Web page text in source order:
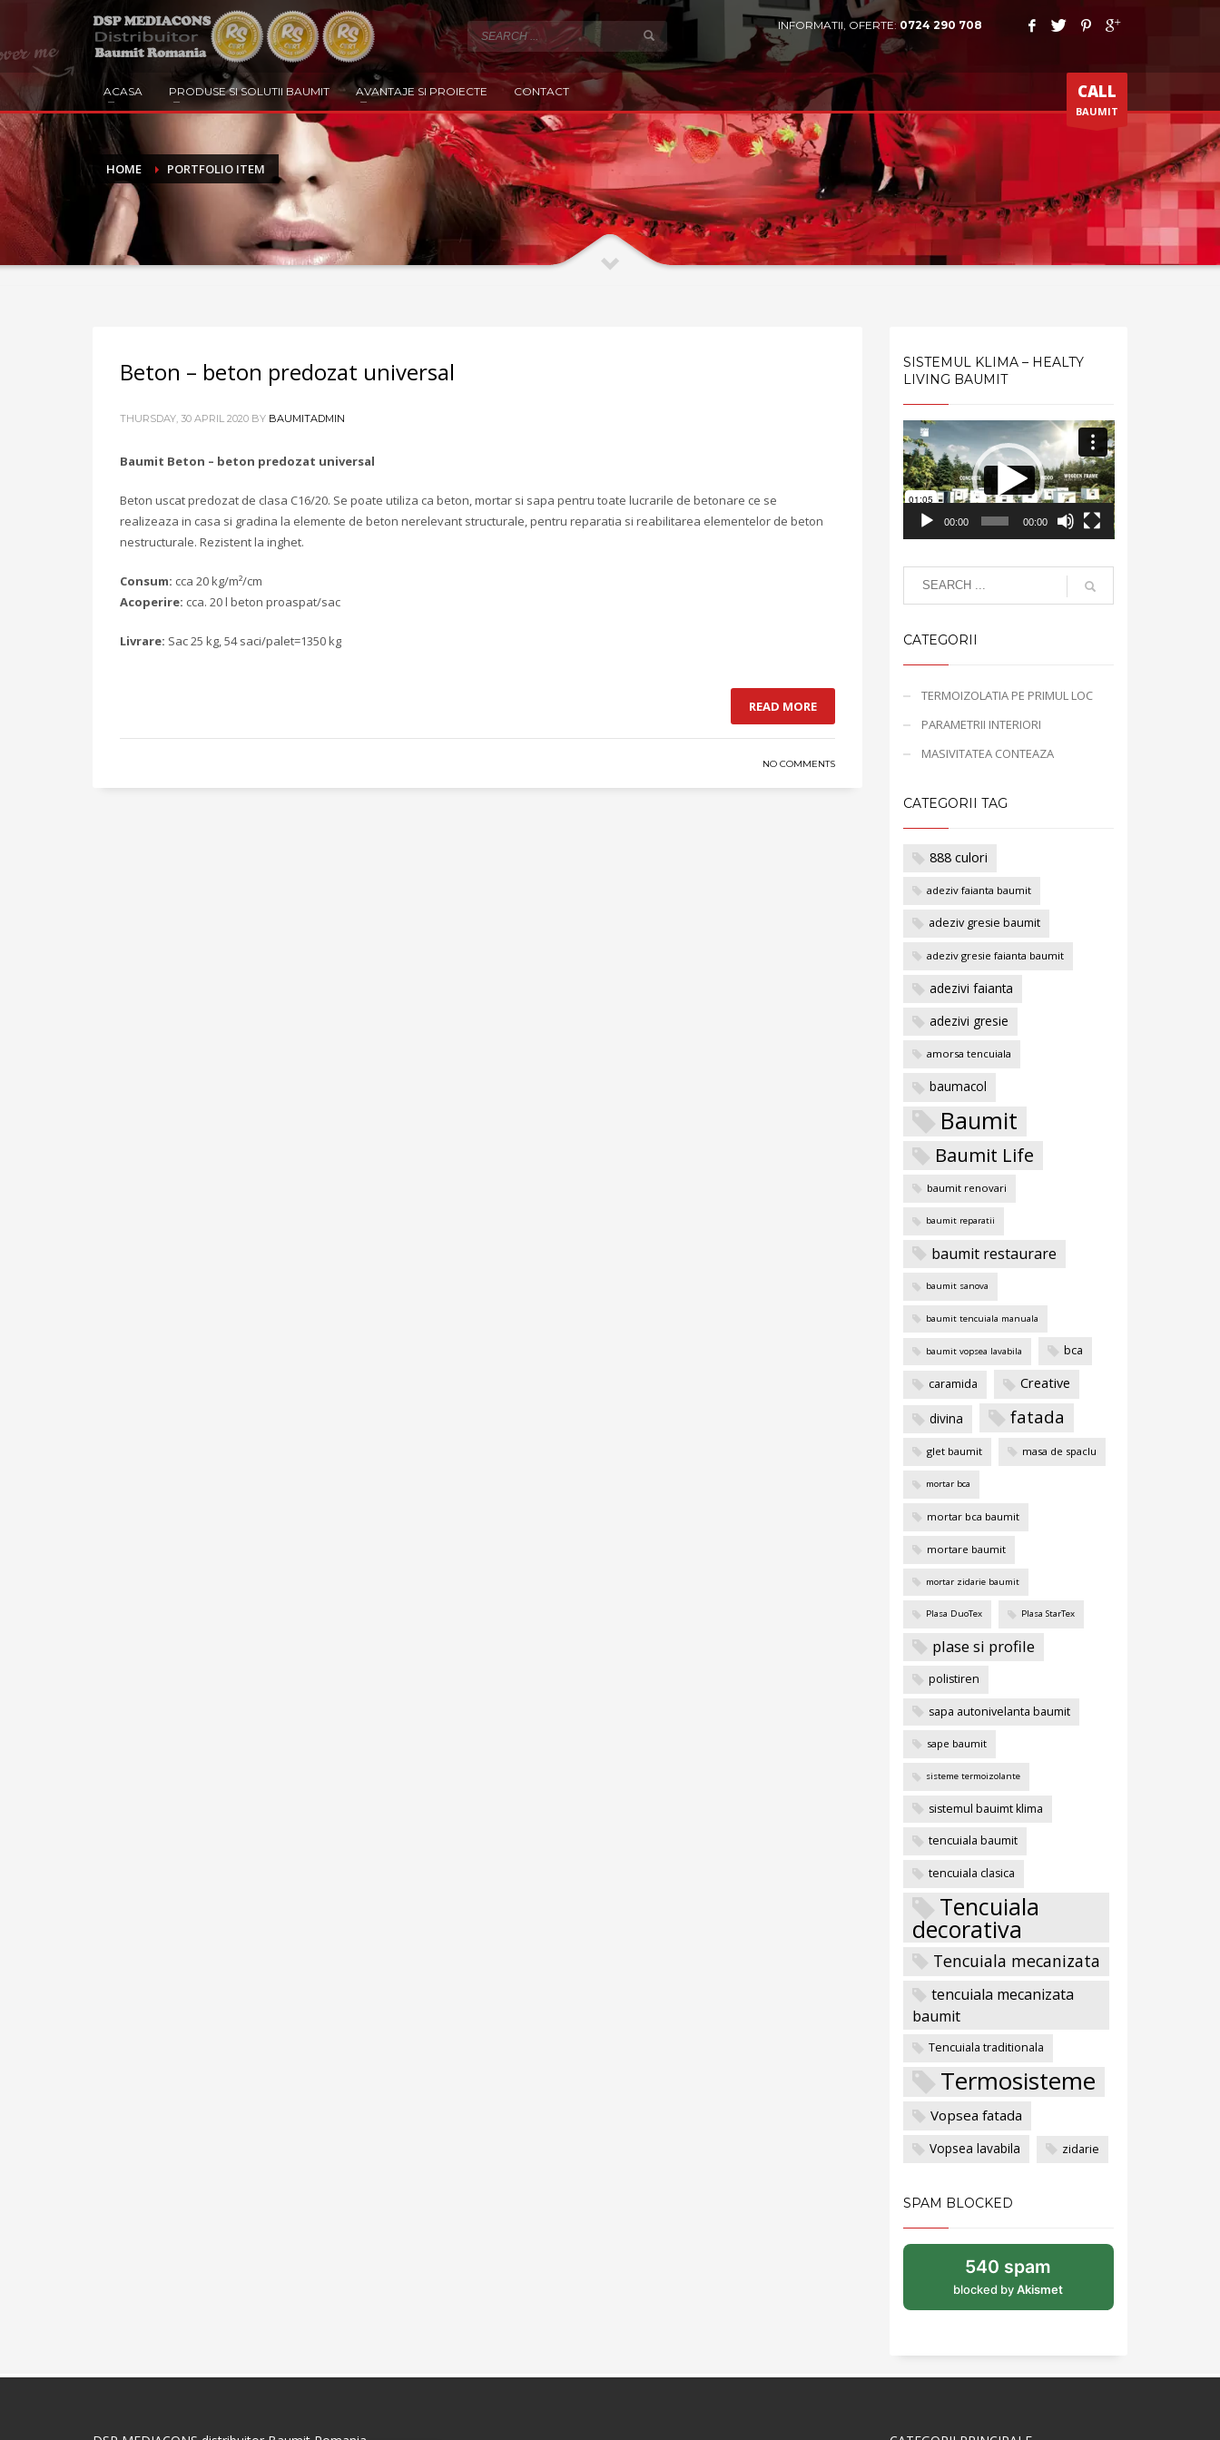
INFORMATII, OFERTE: 0724 290 708
ACASA PRODUSE SI SOLUTII BAUMIT AVANTAJE SI PROIECTE CONTACT CALL
BAUMIT
HOME PORTFOLIO ITEM
Beton – beton predozat universal
THURSDAY, 30 APRIL 2020 BY BAUMITADMIN
Baumit Beton – beton predozat universal
Beton uscat predozat de clasa C16/20. Se poate utiliza ca beton, mortar si sapa pentru toate lucrarile de betonare ce se
realizeaza in casa si gradina la elemente de beton nerelevant structurale, pentru reparatia si reabilitarea elementelor de beton
nestructurale. Rezistent la inghet.
Consum: cca 20 kg/m²/cm
Acoperire: cca. 20 l beton proaspat/sac
Livrare: Sac 25 kg, 54 saci/palet=1350 kg
READ MORE
NO COMMENTS
SISTEMUL KLIMA – HEALTY
LIVING BAUMIT
Video
Player
00:00 00:00
CATEGORII
TERMOIZOLATIA PE PRIMUL LOC
PARAMETRII INTERIORI
MASIVITATEA CONTEAZA
CATEGORII TAG
888 culori
adeziv faianta baumit
adeziv gresie baumit
adeziv gresie faianta baumit
adezivi faianta
adezivi gresie
amorsa tencuiala
baumacol
Baumit
Baumit Life
baumit renovari
baumit reparatii
baumit restaurare
baumit sanova
baumit tencuiala manuala
baumit vopsea lavabila bca
caramida Creative
divina fatada
glet baumit masa de spaclu
mortar bca
mortar bca baumit
mortare baumit
mortar zidarie baumit
Plasa DuoTex Plasa StarTex
plase si profile
polistiren
sapa autonivelanta baumit
sape baumit
sisteme termoizolante
sistemul bauimt klima
tencuiala baumit
tencuiala clasica
Tencuiala
decorativa
Tencuiala mecanizata
tencuiala mecanizata
baumit
Tencuiala traditionala
Termosisteme
Vopsea fatada
Vopsea lavabila zidarie
SPAM BLOCKED
540 spam
blocked byAkismet